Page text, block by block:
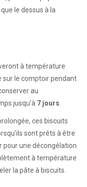
le dessus à la
à température
le comptoir pendant
au
jusqu’à 7 jours
ces biscuits
sont prêts à être
une décongélation
à température
la pâte à biscuits.